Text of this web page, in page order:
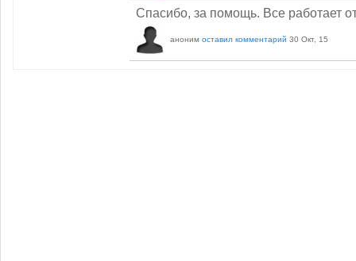
Спасибо, за помощь. Все работает
аноним оставил комментарий 30 Окт, 15